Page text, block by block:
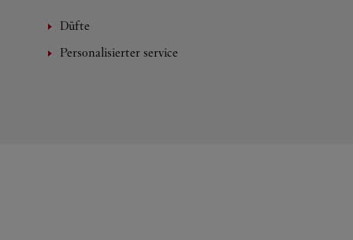
Düfte
Personalisierter service